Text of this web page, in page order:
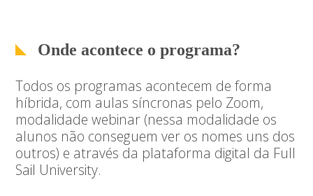
Onde acontece o programa?
Todos os programas acontecem de forma
híbrida, com aulas síncronas pelo Zoom,
modalidade webinar (nessa modalidade os
alunos não conseguem ver os nomes uns dos
outros) e através da plataforma digital da Full
Sail University.